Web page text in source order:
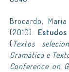
Brocardo,
(2010).
( Textos
Gramática e
Conference on